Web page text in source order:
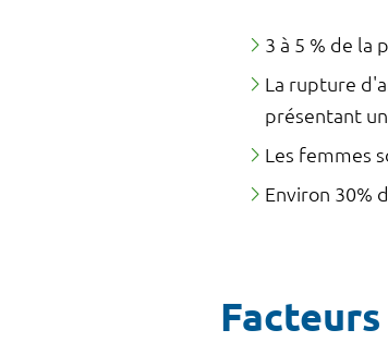
3 à 5 % de la
La rupture
présentant
Les femmes
Environ 30%